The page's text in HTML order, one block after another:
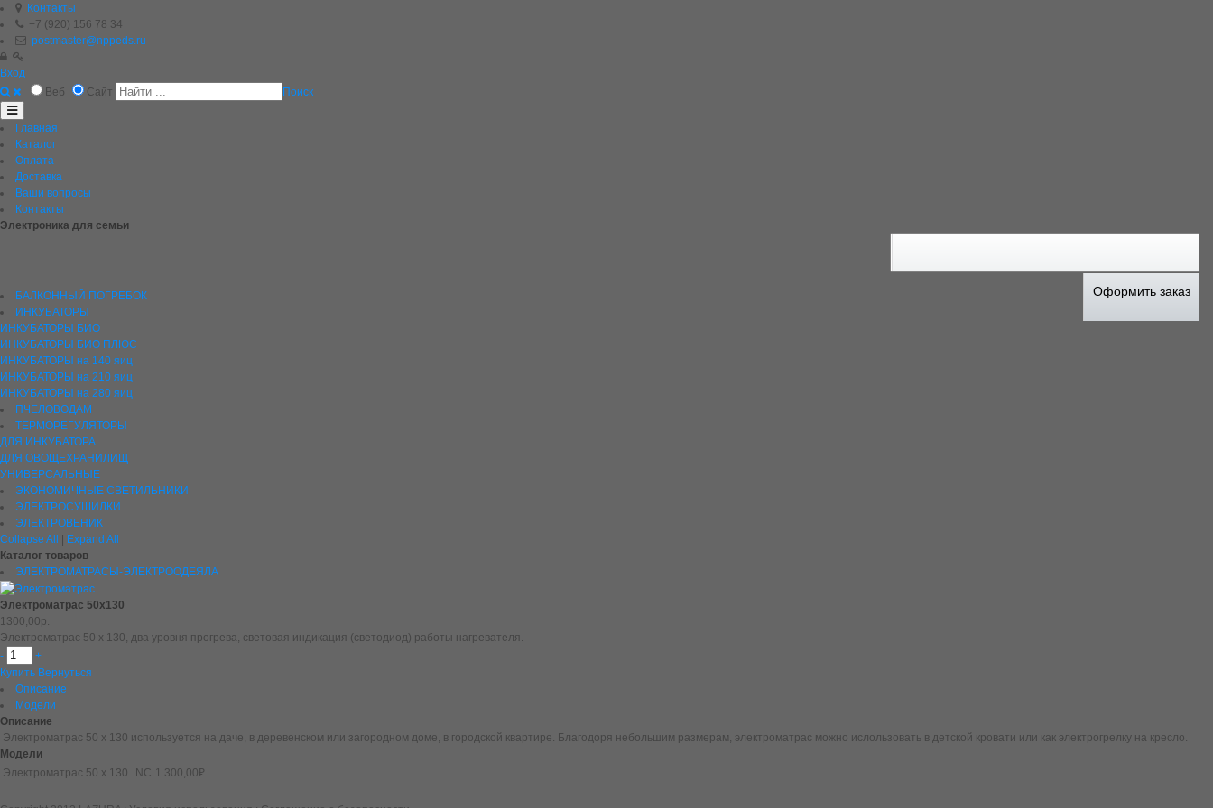
Контакты
+7 (920) 156 78 34
postmaster@nppeds.ru
Вход
Веб
Сайт Поиск
Главная
Каталог
Оплата
Доставка
Ваши вопросы
Контакты
Электроника для семьи
Оформить заказ
БАЛКОННЫЙ ПОГРЕБОК
ИНКУБАТОРЫ
ИНКУБАТОРЫ БИО
ИНКУБАТОРЫ БИО ПЛЮС
ИНКУБАТОРЫ на 140 яиц
ИНКУБАТОРЫ на 210 яиц
ИНКУБАТОРЫ на 280 яиц
ПЧЕЛОВОДАМ
ТЕРМОРЕГУЛЯТОРЫ
ДЛЯ ИНКУБАТОРА
ДЛЯ ОВОЩЕХРАНИЛИЩ
УНИВЕРСАЛЬНЫЕ
ЭКОНОМИЧНЫЕ СВЕТИЛЬНИКИ
ЭЛЕКТРОСУШИЛКИ
ЭЛЕКТРОВЕНИК
Collapse All
Expand All
Каталог товаров
ЭЛЕКТРОМАТРАСЫ-ЭЛЕКТРООДЕЯЛА
Электроматрас 50х130
1300,00р.
Электроматрас 50 х 130, два уровня прогрева, световая индикация (светодиод) работы нагревателя.
-
+
Купить Вернуться
Описание
Модели
Описание
Электроматрас 50 х 130 используется на даче, в деревенском или загородном доме, в городской квартире. Благодоря небольшим размерам, электроматрас можно ислользовать в детской кровати или как электрогрелку на кресло.
Модели
Электроматрас 50 х 130
NC 1 300,00₽